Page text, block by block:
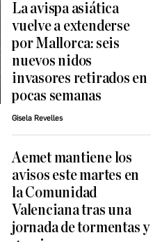
La avispa asiática
vuelve a extenderse
por Mallorca: seis
nuevos nidos
invasores retirados en
pocas semanas
Gisela Revelles
Aemet mantiene los
avisos este martes en
la Comunidad
Valenciana tras una
jornada de tormentas y